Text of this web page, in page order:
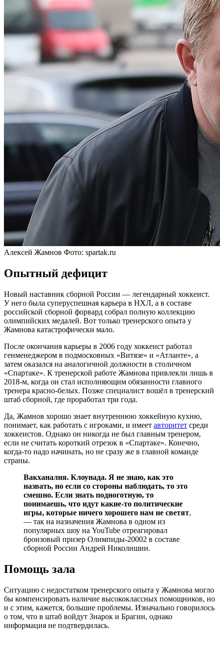
Алексей Жамнов Фото: spartak.ru
Опытный дефицит
Новый наставник сборной России — легендарный хоккеист.
У него была суперуспешная карьера в НХЛ, а в составе
российской сборной форвард собрал полную коллекцию
олимпийских медалей. Вот только тренерского опыта у
Жамнова катастрофически мало.
После окончания карьеры в 2006 году хоккеист работал
генменеджером в подмосковных «Витязе» и «Атланте», а
затем оказался на аналогичной должности в столичном
«Спартаке». К тренерской работе Жамнова привлекли лишь в
2018-м, когда он стал исполняющим обязанности главного
тренера красно-белых. Позже специалист вошёл в тренерский
штаб сборной, где проработал три года.
Да, Жамнов хорошо знает внутреннюю хоккейную кухню,
понимает, как работать с игроками, и имеет авторитет среди
хоккеистов. Однако он никогда не был главным тренером,
если не считать короткий отрезок в «Спартаке». Конечно,
когда-то надо начинать, но не сразу же в главной команде
страны.
Вакханалия. Клоунада. Я не знаю, как это
назвать, но если со стороны наблюдать, то это
смешно. Если знать подноготную, то
понимаешь, что идут какие-то политические
игры, которые ничего хорошего нам не светят,
— так на назначения Жамнова в одном из
популярных шоу на YouTube отреагировал
бронзовый призер Олимпиды-20002 в составе
сборной России Андрей Николишин.
Помощь зала
Ситуацию с недостатком тренерского опыта у Жамнова могло
бы компенсировать наличие высококлассных помощников, но
и с этим, кажется, большие проблемы. Изначально говорилось
о том, что в штаб войдут Знарок и Брагин, однако
информация не подтвердилась.